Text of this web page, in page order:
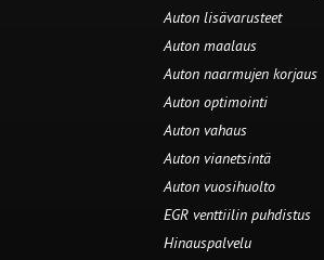
Auton lisävarusteet
Auton maalaus
Auton naarmujen korjaus
Auton optimointi
Auton vahaus
Auton vianetsintä
Auton vuosihuolto
EGR venttiilin puhdistus
Hinauspalvelu